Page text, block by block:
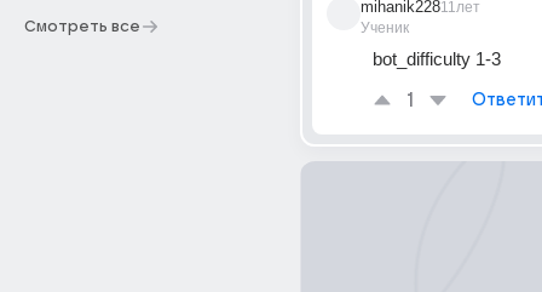
Смотреть все
mihanik228
Ученик
11лет
bot_difficulty 1-3
1